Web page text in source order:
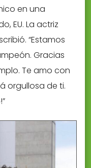
en una
EU. La actriz
“Estamos
Gracias
Te amo con
orgullosa de ti.